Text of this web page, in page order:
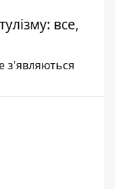
все,
з'являються